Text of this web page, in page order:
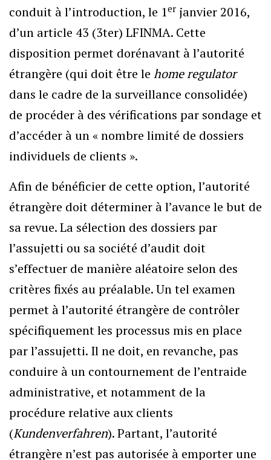
conduit à l’introduction, le 1er janvier 2016,
d’un article 43 (3ter) LFINMA. Cette
disposition permet dorénavant à l’autorité
étrangère (qui doit être le home regulator
dans le cadre de la surveillance consolidée)
de procéder à des vérifications par sondage et
d’accéder à un « nombre limité de dossiers
individuels de clients ».
Afin de bénéficier de cette option, l’autorité
étrangère doit déterminer à l’avance le but de
sa revue. La sélection des dossiers par
l’assujetti ou sa société d’audit doit
s’effectuer de manière aléatoire selon des
critères fixés au préalable. Un tel examen
permet à l’autorité étrangère de contrôler
spécifiquement les processus mis en place
par l’assujetti. Il ne doit, en revanche, pas
conduire à un contournement de l’entraide
administrative, et notamment de la
procédure relative aux clients
(Kundenverfahren). Partant, l’autorité
étrangère n’est pas autorisée à emporter une